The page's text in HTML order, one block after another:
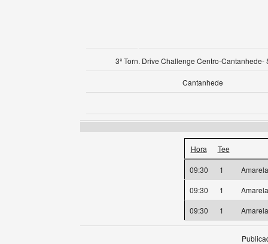
3º Torn. Drive Challenge Centro-Cantanhede-
Cantanhede
Hora Tee
09:30 1
09:30
1
09:30
1